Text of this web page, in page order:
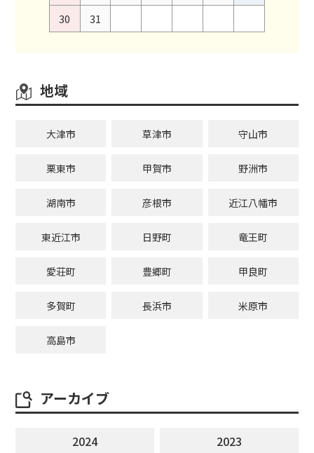
30
31
地域
大津市 草津市 守山市
栗東市 甲賀市 野洲市
湖南市 彦根市 近江八幡市
東近江市 日野町 竜王町
愛荘町 豊郷町 甲良町
多賀町 長浜市 米原市
高島市
アーカイブ
2024
2023